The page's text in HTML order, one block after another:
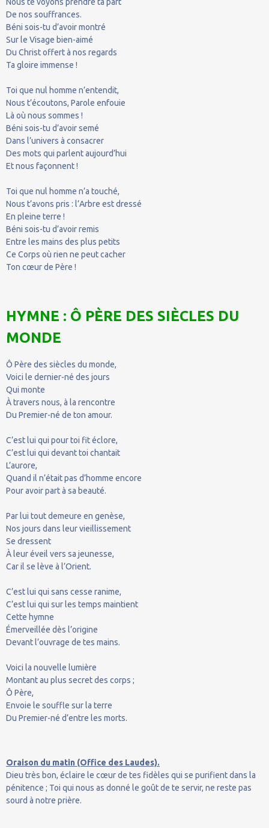
De nos souffrances.
Béni sois-tu d’avoir montré
Sur le Visage bien-aimé
Du Christ offert à nos regards
Ta gloire immense !
Toi que nul homme n’entendit,
Nous t’écoutons, Parole enfouie
Là où nous sommes !
Béni sois-tu d’avoir semé
Dans l’univers à consacrer
Des mots qui parlent aujourd’hui
Et nous façonnent !
Toi que nul homme n’a touché,
Nous t’avons pris : l’Arbre est dressé
En pleine terre !
Béni sois-tu d’avoir remis
Entre les mains des plus petits
Ce Corps où rien ne peut cacher
Ton cœur de Père !
HYMNE : Ô PÈRE DES SIÈCLES DU
MONDE
Ô Père des siècles du monde,
Voici le dernier-né des jours
Qui monte
À travers nous, à la rencontre
Du Premier-né de ton amour.
C’est lui qui pour toi fit éclore,
C’est lui qui devant toi chantait
L’aurore,
Quand il n’était pas d’homme encore
Pour avoir part à sa beauté.
Par lui tout demeure en genèse,
Nos jours dans leur vieillissement
Se dressent
À leur éveil vers sa jeunesse,
Car il se lève à l’Orient.
C’est lui qui sans cesse ranime,
C’est lui qui sur les temps maintient
Cette hymne
Émerveillée dès l’origine
Devant l’ouvrage de tes mains.
Voici la nouvelle lumière
Montant au plus secret des corps ;
Ô Père,
Envoie le souffle sur la terre
Du Premier-né d’entre les morts.
Oraison du matin (Office des Laudes).
Dieu très bon, éclaire le cœur de tes fidèles qui se purifient dans la
pénitence ; Toi qui nous as donné le goût de te servir, ne reste pas
sourd à notre prière.